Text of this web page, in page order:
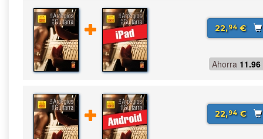
22,94€
Ahorra 11.96
22,94€